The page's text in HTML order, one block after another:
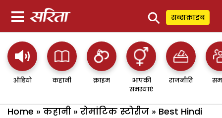
⚲ सब्सक्राइब
ऑडियो कहानी क्राइम
आपकी
समस्याएं
राजनीति
Home » कहानी » रोमांटिक स्टोरीज » Best Hindi